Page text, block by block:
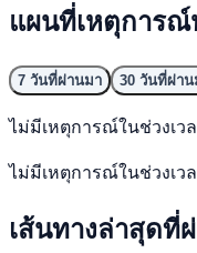
แผนที่เหตุการ
7 วันที่ผ่านมา 30 วันที่ผ่าน
ไม่มีเหตุการณ์ในช่วงเว
ไม่มีเหตุการณ์ในช่วงเว
เส้นทางล่าสุดที่